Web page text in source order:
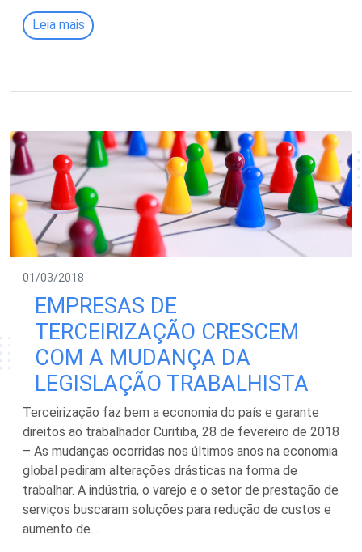
Leia mais
01/03/2018
EMPRESAS DE
TERCEIRIZAÇÃO CRESCEM
COM A MUDANÇA DA
LEGISLAÇÃO TRABALHISTA
Terceirização faz bem a economia do país e garante
direitos ao trabalhador Curitiba, 28 de fevereiro de 2018
– As mudanças ocorridas nos últimos anos na economia
global pediram alterações drásticas na forma de
trabalhar. A indústria, o varejo e o setor de prestação de
serviços buscaram soluções para redução de custos e
aumento de…